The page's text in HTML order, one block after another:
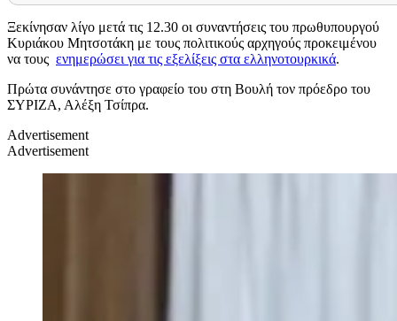
Ξεκίνησαν λίγο μετά τις 12.30 οι συναντήσεις του πρωθυπουργού
Κυριάκου Μητσοτάκη με τους πολιτικούς αρχηγούς προκειμένου
να τους ενημερώσει για τις εξελίξεις στα ελληνοτουρκικά.
Πρώτα συνάντησε στο γραφείο του στη Βουλή τον πρόεδρο του
ΣΥΡΙΖΑ, Αλέξη Τσίπρα.
Advertisement
Advertisement